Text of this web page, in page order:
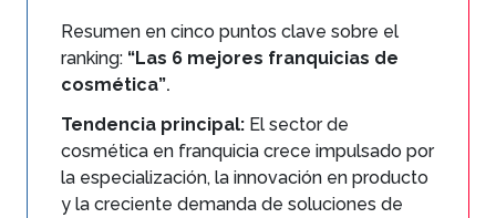
Resumen en cinco puntos clave sobre el
ranking: “Las 6 mejores franquicias de
cosmética”.
Tendencia principal: El sector de
cosmética en franquicia crece impulsado por
la especialización, la innovación en producto
y la creciente demanda de soluciones de